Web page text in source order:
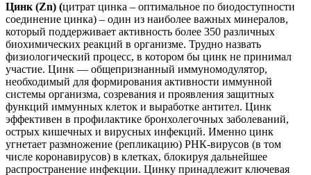
Цинк (Zn) (цитрат цинка – оптимальное по биодоступности
соединение цинка) – один из наиболее важных минералов,
который поддерживает активность более 350 различных
биохимических реакций в организме. Трудно назвать
физиологический процесс, в котором бы цинк не принимал
участие. Цинк — общепризнанный иммуномодулятор,
необходимый для формирования активности иммунной
системы организма, созревания и проявления защитных
функций иммунных клеток и выработке антител. Цинк
эффективен в профилактике бронхолегочных заболеваний,
острых кишечных и вирусных инфекций. Именно цинк
угнетает размножение (репликацию) РНК-вирусов (в том
числе коронавирусов) в клетках, блокируя дальнейшее
распространение инфекции. Цинку принадлежит ключевая